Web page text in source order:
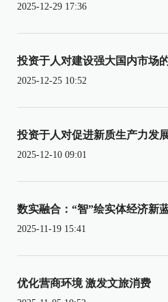
2025-12-29 17:36
投资于人对建设强大国内市场
2025-12-25 10:52
投资于人对促进新质生产力发
2025-12-10 09:01
数实融合：“智”绘实体经济新
2025-11-19 15:41
优化营商环境 激发文旅消费